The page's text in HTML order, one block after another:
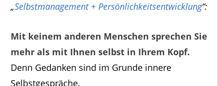
„Selbstmanagement + Persönlichkeitsentwicklung“:
Mit keinem anderen Menschen sprechen Sie
mehr als mit Ihnen selbst in Ihrem Kopf.
Denn Gedanken sind im Grunde innere
Selbstgespräche.